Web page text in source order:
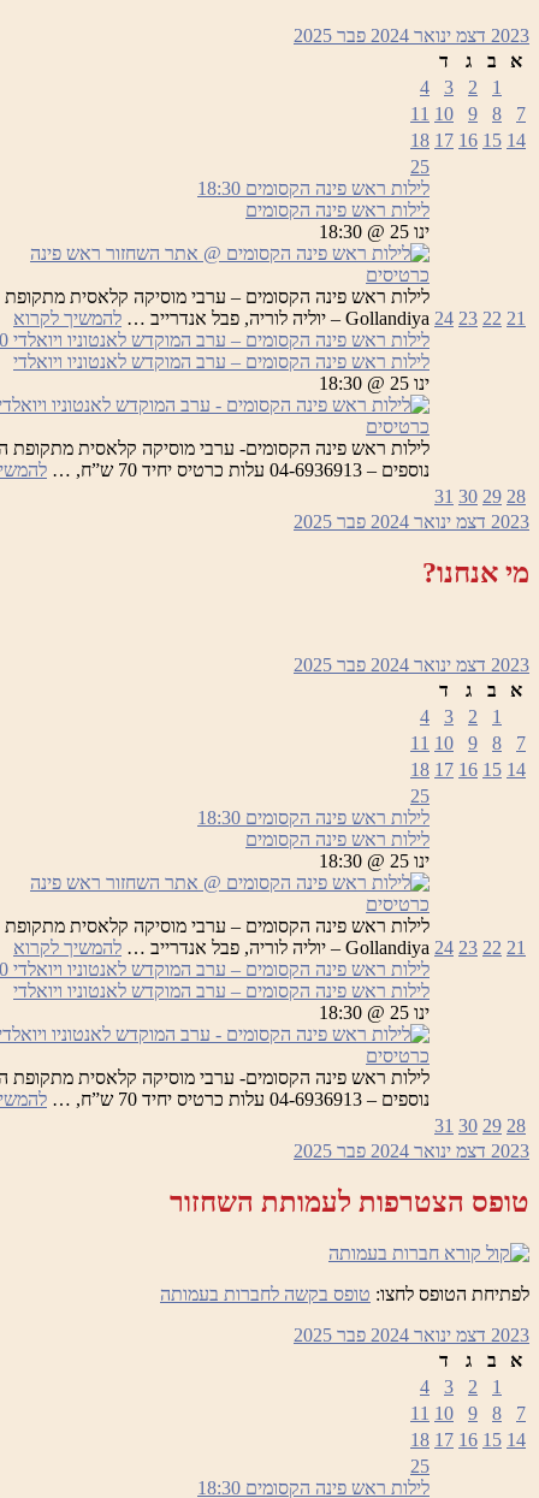
2023 דצמ ינואר 2024 פבר 2025
א
ב ג ד
1
2
3
4
7
8
9
10
11
14
15
16
17
18
21
22
23
24
25
לילות ראש פינה הקסומים 18:30
לילות ראש פינה הקסומים
ינו 25 @ 18:30
כרטיסים
Gollandiya – יוליה לוריה, פבל אנדרייב …
להמשיך לקרוא
לילות ראש פינה הקסומים – ערב המוקדש לאנטוניו ויואלדי
לילות ראש פינה הקסומים – ערב המוקדש לאנטוניו ויואלדי
ינו 25 @ 18:30
כרטיסים
נוספים – 04-6936913 עלות כרטיס יחיד 70 ש”ח, …
28
29
30
31
2023 דצמ ינואר 2024 פבר 2025
מי אנחנו?
2023 דצמ ינואר 2024 פבר 2025
א
ב ג ד
1
2
3
4
7
8
9
10
11
14
15
16
17
18
21
22
23
24
25
לילות ראש פינה הקסומים 18:30
לילות ראש פינה הקסומים
ינו 25 @ 18:30
כרטיסים
Gollandiya – יוליה לוריה, פבל אנדרייב …
להמשיך לקרוא
לילות ראש פינה הקסומים – ערב המוקדש לאנטוניו ויואלדי
לילות ראש פינה הקסומים – ערב המוקדש לאנטוניו ויואלדי
ינו 25 @ 18:30
כרטיסים
נוספים – 04-6936913 עלות כרטיס יחיד 70 ש”ח, …
28
29
30
31
2023 דצמ ינואר 2024 פבר 2025
טופס הצטרפות לעמותת השחזור
לפתיחת הטופס לחצו: טופס בקשה לחברות בעמותה
2023 דצמ ינואר 2024 פבר 2025
א
ב ג ד
1
2
3
4
7
8
9
10
11
14
15
16
17
18
25
לילות ראש פינה הקסומים 18:30